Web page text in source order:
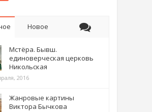
Новое
Мстёра. Бывш.
единоверческая церковь
Никольская
2016
Жанровые картины
Виктора Бычкова